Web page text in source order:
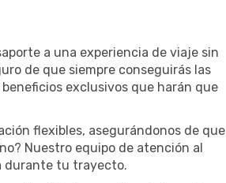
a una experiencia de viaje sin
de que siempre conseguirás las
exclusivos que harán que
flexibles, asegurándonos de que
Nuestro equipo de atención al
durante tu trayecto.